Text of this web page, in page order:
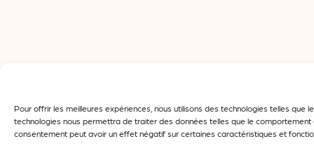
Pour offrir les meilleures expériences, nous utilisons des technologies telles
technologies nous permettra de traiter des données telles que le
consentement peut avoir un effet négatif sur certaines caractéristiques et